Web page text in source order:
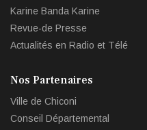
Karine Banda Karine
Revue-de Presse
Actualités en Radio et Télé
Nos Partenaires
Ville de Chiconi
Conseil Départemental